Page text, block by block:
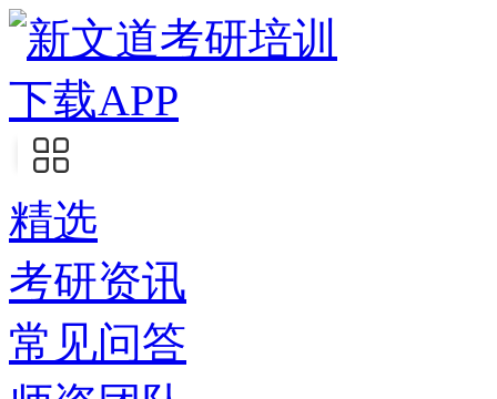
下载APP
精选
考研资讯
常见问答